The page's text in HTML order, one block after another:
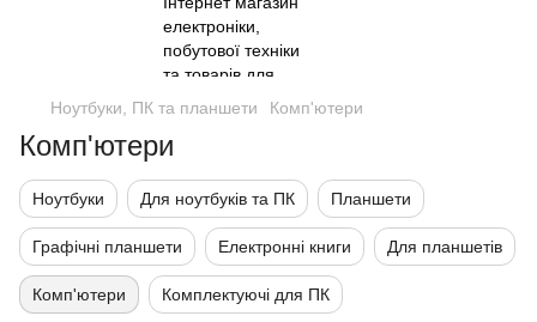
Ноутбуки, ПК та планшети Комп'ютери
Комп'ютери
Ноутбуки Для ноутбуків та ПК Планшети
Графічні планшети Електронні книги Для планшетів
Комп'ютери Комплектуючі для ПК